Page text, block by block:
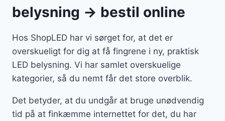
belysning → bestil online
Hos ShopLED har vi sørget for, at det er
overskueligt for dig at få fingrene i ny, praktisk
LED belysning. Vi har samlet overskuelige
kategorier, så du nemt får det store overblik.
Det betyder, at du undgår at bruge unødvendig
tid på at finkæmme internettet for det, du har